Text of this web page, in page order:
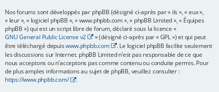
Nos forums sont développés par phpBB (désigné ci-après par « ils », « eux »,
« leur », « logiciel phpBB », « www.phpbb.com », « phpBB Limited », « Équipes
phpBB ») qui est un script libre de forum, déclaré sous la licence «
GNU General Public License v2
» (désigné ci-après par « GPL ») et qui peut
être téléchargé depuiswww.phpbb.com
. Le logiciel phpBB facilite seulement
les discussions sur Internet. phpBB Limited n’est pas responsable de ce que
nous acceptons ou n’acceptons pas comme contenu ou conduite permis. Pour
de plus amples informations au sujet de phpBB, veuillez consulter :
https://www.phpbb.com/
.